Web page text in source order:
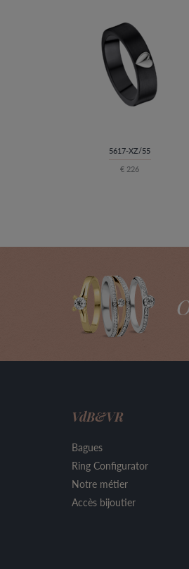
5617-XZ/55
€ 226
VdB&VR
Bagues
Ring Configurator
Notre métier
Accès bijoutier